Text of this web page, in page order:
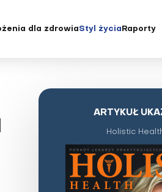
Pęcherz i nerki
Stwardnienie
Udar mózgu
Uzależnienia
Wysoki
Zaburzenia
dla zdrowiaStyl życia
Parenting
Redakcja poleca
Świat wokół nas
Raporty
ARTYKUŁ
Holistic